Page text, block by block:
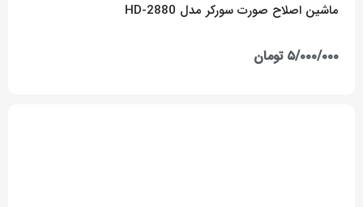
ماشین اصلاح صورت سورکر مدل HD-2880
۵/۰۰۰/۰۰۰ تومان